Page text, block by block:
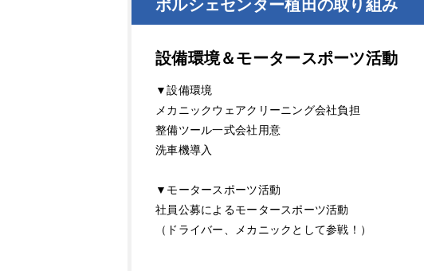
ポルシェセンター植田の取り組み
設備環境＆モータースポーツ活動
▼設備環境
メカニックウェアクリーニング会社負担
整備ツール一式会社用意
洗車機導入
▼モータースポーツ活動
社員公募によるモータースポーツ活動
（ドライバー、メカニックとして参戦！）